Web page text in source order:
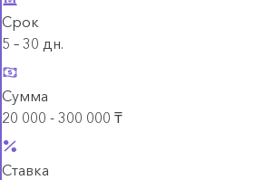
Срок
5 – 30 дн.
Сумма
20 000 - 300 000 ₸
Ставка